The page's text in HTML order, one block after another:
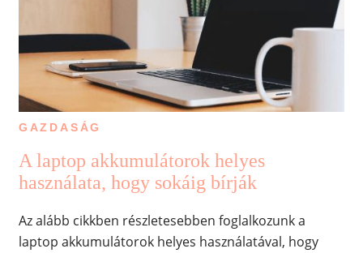
GAZDASÁG
A laptop akkumulátorok helyes
használata, hogy sokáig bírják
Az alább cikkben részletesebben foglalkozunk a
laptop akkumulátorok helyes használatával, hogy